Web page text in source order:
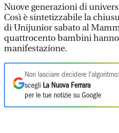
Nuove generazioni di
Così è sintetizzabile la
di Unijunior sabato al
quattrocento bambini
manifestazione.
Non lasciare decidere l'algoritmo:
scegli La Nuova Ferrara
per le tue notizie su Google